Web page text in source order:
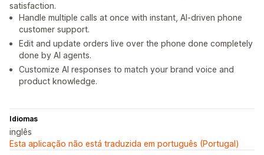
satisfaction.
Handle multiple calls at once with instant, AI-driven phone
customer support.
Edit and update orders live over the phone done completely
done by AI agents.
Customize AI responses to match your brand voice and
product knowledge.
Idiomas
inglês
Esta aplicação não está traduzida em português (Portugal)